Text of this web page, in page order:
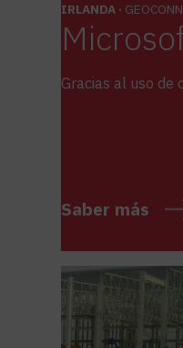
IRLANDA ·
Gracias al uso de
Saber más